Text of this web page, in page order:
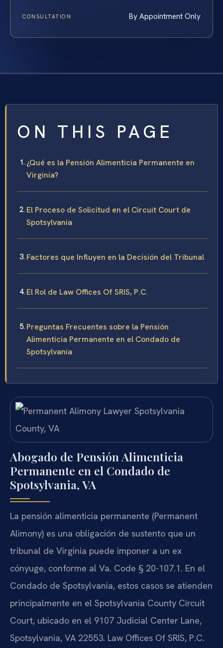
CONSULTATION By Appointment Only
ON THIS PAGE
¿Qué es la Pensión Alimenticia Permanente en
Virginia?
El Proceso de Solicitud en el Circuit Court de
Spotsylvania
Factores que Influyen en la Decisión del Tribunal
El Rol de Law Offices Of SRIS, P.C.
Preguntas Frecuentes sobre la Pensión
Alimenticia Permanente en el Condado de
Spotsylvania
Abogado de Pensión Alimenticia
Permanente en el Condado de
Spotsylvania, VA
La pensión alimenticia permanente (Permanent
Alimony) es una obligación de sustento que un
tribunal de Virginia puede imponer a un ex
cónyuge, conforme al Va. Code § 20-107.1. En el
Condado de Spotsylvania, estos casos se atienden
principalmente en el Spotsylvania County Circuit
Court, ubicado en el 9107 Judicial Center Lane,
Spotsylvania, VA 22553. Law Offices Of SRIS, P.C.